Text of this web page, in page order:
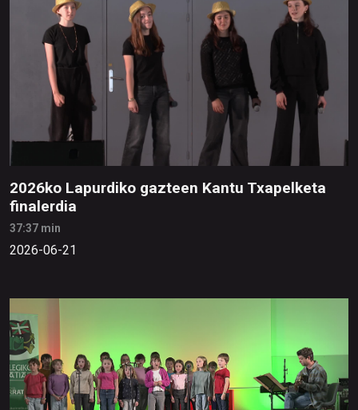
2026ko Lapurdiko gazteen Kantu Txapelketa
finalerdia
37:37 min
2026-06-21